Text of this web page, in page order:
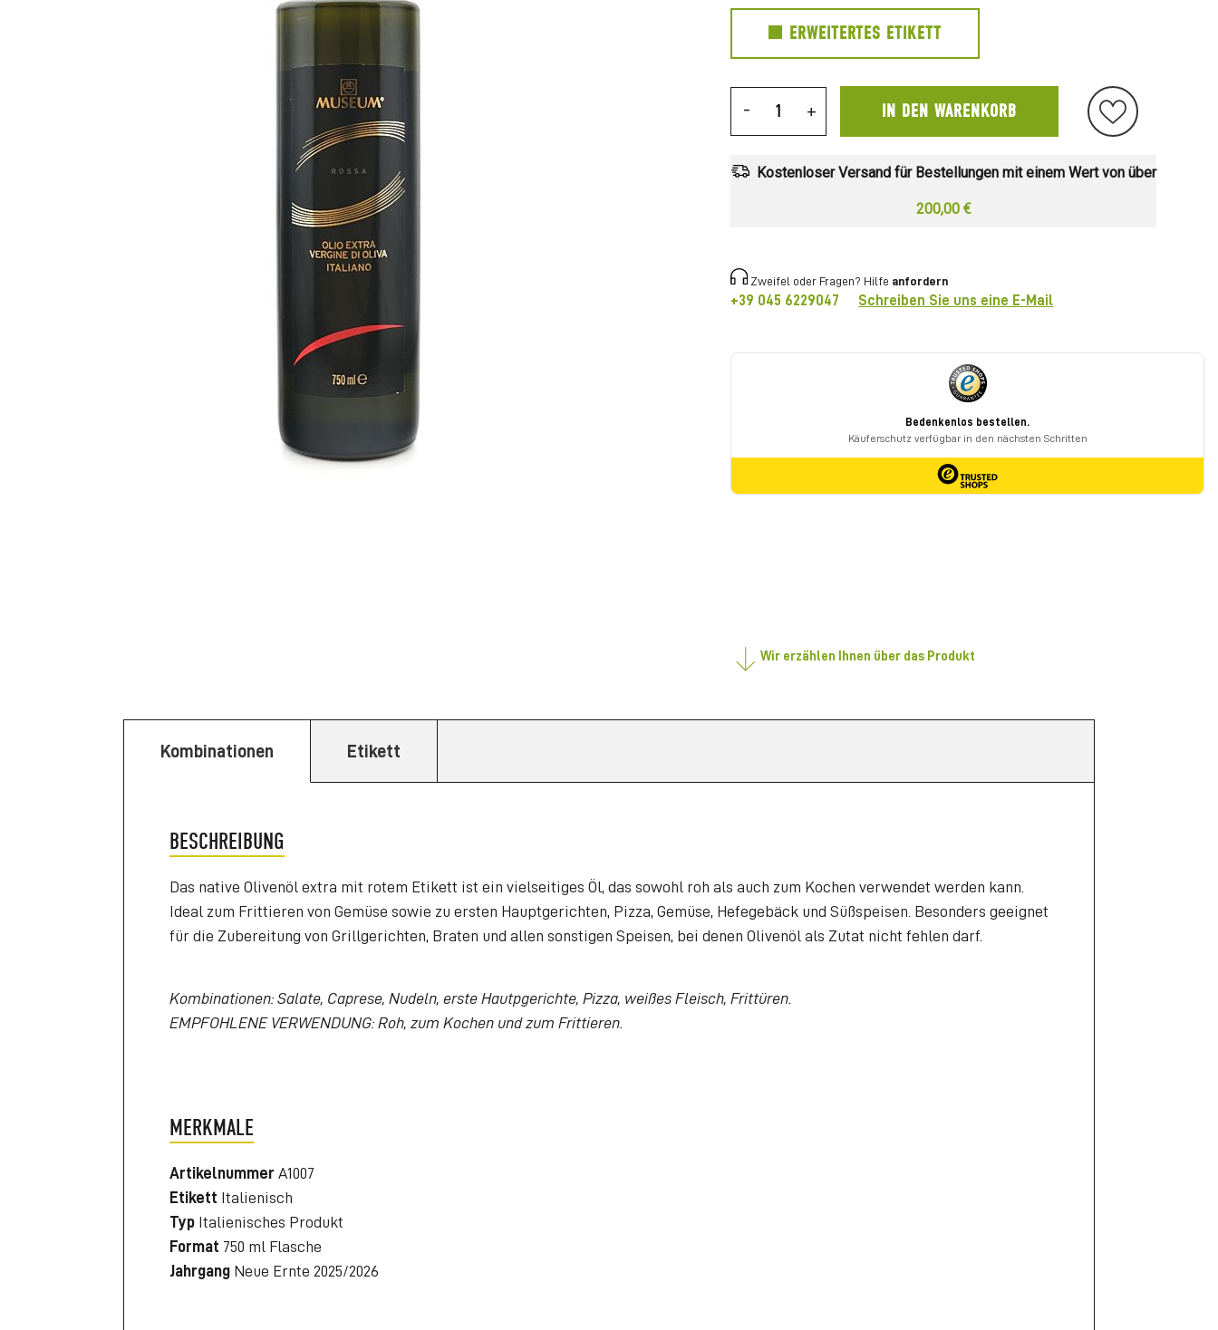
ERWEITERTES ETIKETT
- + IN DEN WARENKORB
Kostenloser Versand für Bestellungen mit einem Wert von über
200,00 €
Zweifel oder Fragen? Hilfe anfordern
+39 045 6229047 Schreiben Sie uns eine E-Mail
Wir erzählen Ihnen über das Produkt
Kombinationen Etikett
BESCHREIBUNG
Das native Olivenöl extra mit rotem Etikett ist ein vielseitiges Öl, das sowohl roh als auch zum Kochen verwendet werden kann.
Ideal zum Frittieren von Gemüse sowie zu ersten Hauptgerichten, Pizza, Gemüse, Hefegebäck und Süßspeisen. Besonders geeignet
für die Zubereitung von Grillgerichten, Braten und allen sonstigen Speisen, bei denen Olivenöl als Zutat nicht fehlen darf.
Kombinationen: Salate, Caprese, Nudeln, erste Hautpgerichte, Pizza, weißes Fleisch, Frittüren.
EMPFOHLENE VERWENDUNG: Roh, zum Kochen und zum Frittieren.
MERKMALE
Artikelnummer A1007
Etikett Italienisch
Typ Italienisches Produkt
Format 750 ml Flasche
Jahrgang Neue Ernte 2025/2026